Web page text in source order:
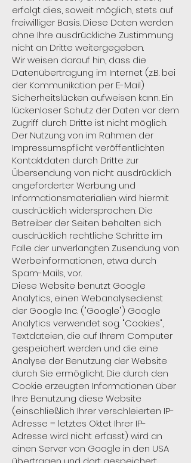
erfolgt dies, soweit möglich, stets auf
freiwilliger Basis. Diese Daten werden
ohne Ihre ausdrückliche Zustimmung
nicht an Dritte weitergegeben.
Wir weisen darauf hin, dass die
Datenübertragung im Internet (z.B. bei
der Kommunikation per E-Mail)
Sicherheitslücken aufweisen kann. Ein
lückenloser Schutz der Daten vor dem
Zugriff durch Dritte ist nicht möglich.
Der Nutzung von im Rahmen der
Impressumspflicht veröffentlichten
Kontaktdaten durch Dritte zur
Übersendung von nicht ausdrücklich
angeforderter Werbung und
Informationsmaterialien wird hiermit
ausdrücklich widersprochen. Die
Betreiber der Seiten behalten sich
ausdrücklich rechtliche Schritte im
Falle der unverlangten Zusendung von
Werbeinformationen, etwa durch
Spam-Mails, vor.
Diese Website benutzt Google
Analytics, einen Webanalysedienst
der Google Inc. ("Google") Google
Analytics verwendet sog. "Cookies",
Textdateien, die auf Ihrem Computer
gespeichert werden und die eine
Analyse der Benutzung der Website
durch Sie ermöglicht. Die durch den
Cookie erzeugten Informationen über
Ihre Benutzung diese Website
(einschließlich Ihrer verschleierten IP-
Adresse = letztes Oktet Ihrer IP-
Adresse wird nicht erfasst) wird an
einen Server von Google in den USA